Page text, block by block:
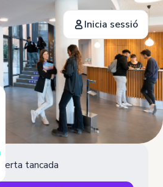
Inicia sessió
Oferta tancada